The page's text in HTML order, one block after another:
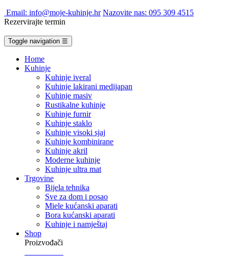
Email: info@moje-kuhinje.hr Nazovite nas: 095 309 4515
Rezervirajte termin
Toggle navigation ☰
Home
Kuhinje
Kuhinje iveral
Kuhinje lakirani medijapan
Kuhinje masiv
Rustikalne kuhinje
Kuhinje furnir
Kuhinje staklo
Kuhinje visoki sjaj
Kuhinje kombinirane
Kuhinje akril
Moderne kuhinje
Kuhinje ultra mat
Trgovine
Bijela tehnika
Sve za dom i posao
Miele kućanski aparati
Bora kućanski aparati
Kuhinje i namještaj
Shop
Proizvođači